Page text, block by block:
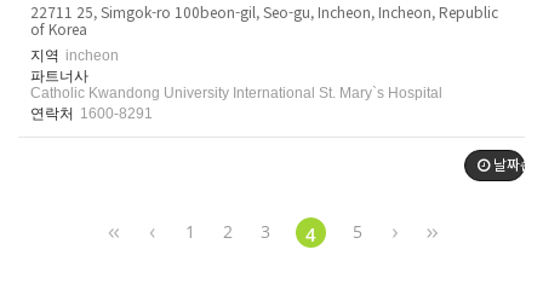
22711 25, Simgok-ro 100beon-gil, Seo-gu, Incheon, Incheon, Republic
of Korea
지역 incheon
파트너사
Catholic Kwandong University International St. Mary`s Hospital
연락처 1600-8291
날짜순
1 2 3 4 5